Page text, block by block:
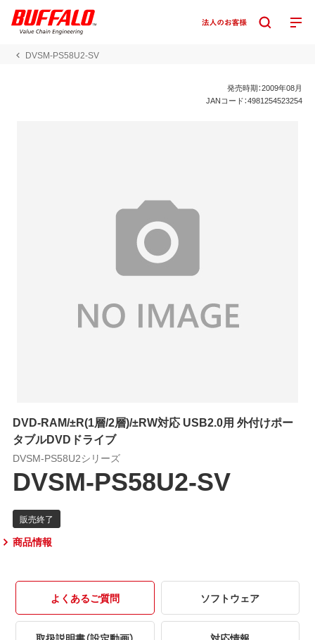
DVSM-PS58U2-SV
発売時期：2009年08月
JANコード：4981254523254
DVD-RAM/±R(1層/2層)/±RW対応 USB2.0用 外付けポー
タブルDVDドライブ
DVSM-PS58U2シリーズ
DVSM-PS58U2-SV
商品情報
よくあるご質問 ソフトウェア